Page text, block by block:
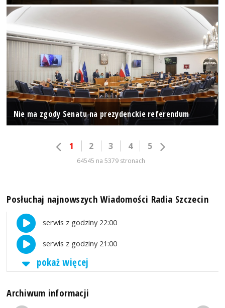
Nie ma zgody Senatu na prezydenckie referendum
1 2 3 4 5
64545 na 5379 stronach
Posłuchaj najnowszych Wiadomości Radia Szczecin
serwis z godziny 22:00
serwis z godziny 21:00
pokaż więcej
Archiwum informacji